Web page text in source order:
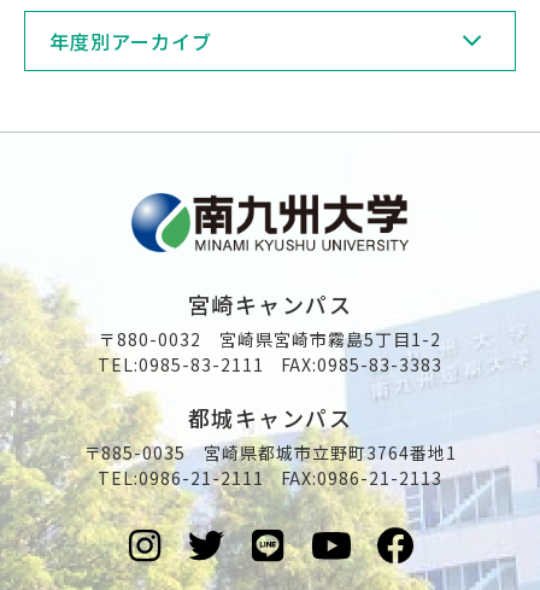
年度別アーカイブ
宮崎キャンパス
〒880-0032 宮崎県宮崎市霧島5丁目1-2
TEL:0985-83-2111 FAX:0985-83-3383
都城キャンパス
〒885-0035 宮崎県都城市立野町3764番地1
TEL:0986-21-2111 FAX:0986-21-2113